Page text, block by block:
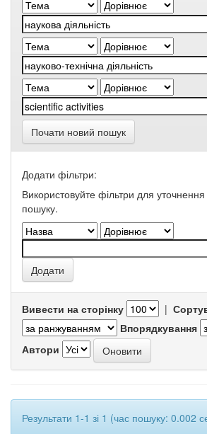
Почати новий пошук
Додати фільтри:
Використовуйте фільтри для уточнення
пошуку.
Вивести на сторінку |
Впорядкування
Автори
Результати 1-1 зі 1 (час пошуку: 0.002